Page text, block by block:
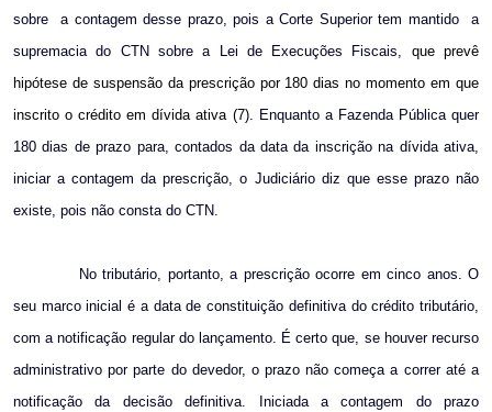
sobre
a contagem desse prazo, pois a Corte Superior tem mantido
a
supremacia do CTN sobre a Lei de Execuções Fiscais, que prevê
hipótese de suspensão da prescrição por 180 dias no momento em que
inscrito o crédito em dívida ativa (7). Enquanto a Fazenda Pública quer
180 dias de prazo para, contados da data da inscrição na dívida ativa,
iniciar a contagem da prescrição, o Judiciário diz que esse prazo não
existe, pois não consta do CTN.
No tributário, portanto, a prescrição ocorre em cinco anos. O
seu marco inicial é a data de constituição definitiva do crédito tributário,
com a notificação regular do lançamento. É certo que, se houver recurso
administrativo por parte do devedor, o prazo não começa a correr até a
notificação da decisão definitiva. Iniciada a contagem do prazo